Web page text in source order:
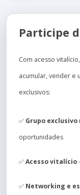
Participe
Com acesso
acumular, vender e
exclusivos:
✅ Grupo
oportunidades
✅Acesso vitalício
✅ Networking e